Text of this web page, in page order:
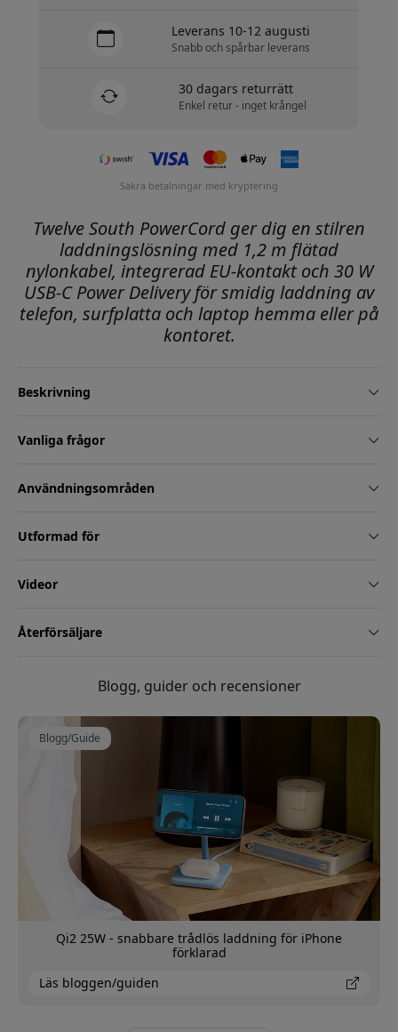
Leverans 10-12 augusti
Snabb och spårbar leverans
30 dagars returrätt
Enkel retur - inget krångel
Säkra betalningar med kryptering
Twelve South PowerCord ger dig en stilren
laddningslösning med 1,2 m flätad
nylonkabel, integrerad EU-kontakt och 30 W
USB-C Power Delivery för smidig laddning av
telefon, surfplatta och laptop hemma eller på
kontoret.
Beskrivning
Vanliga frågor
Användningsområden
Utformad för
Videor
Återförsäljare
Blogg, guider och recensioner
Blogg/Guide
Qi2 25W - snabbare trådlös laddning för iPhone
förklarad
Läs bloggen/guiden